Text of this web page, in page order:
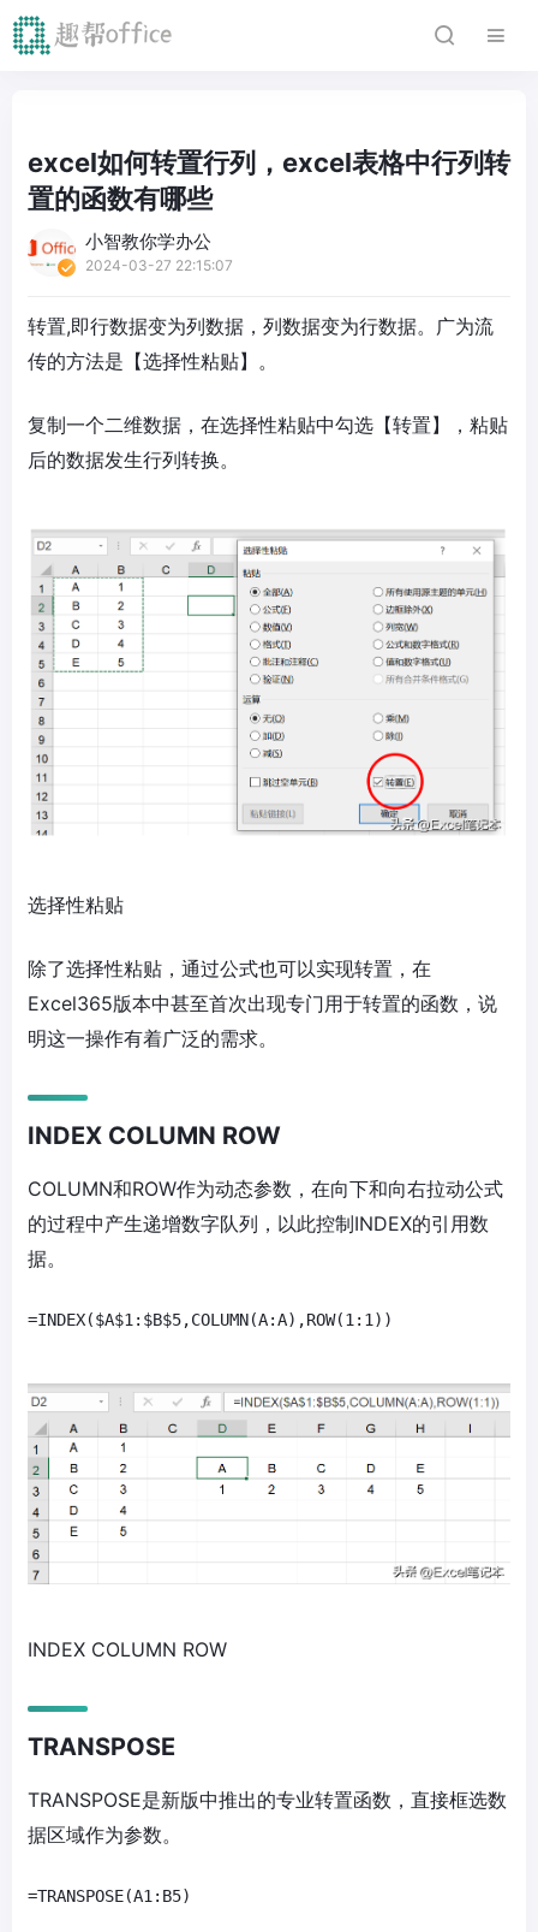
excel如何转置行列，excel表格中行列转
置的函数有哪些
小智教你学办公
2024-03-27 22:15:07
转置,即行数据变为列数据，列数据变为行数据。广为流
传的方法是【选择性粘贴】。
复制一个二维数据，在选择性粘贴中勾选【转置】，粘贴
后的数据发生行列转换。
选择性粘贴
除了选择性粘贴，通过公式也可以实现转置，在
Excel365版本中甚至首次出现专门用于转置的函数，说
明这一操作有着广泛的需求。
INDEX COLUMN ROW
COLUMN和ROW作为动态参数，在向下和向右拉动公式
的过程中产生递增数字队列，以此控制INDEX的引用数
据。
=INDEX($A$1:$B$5,COLUMN(A:A),ROW(1:1))
INDEX COLUMN ROW
TRANSPOSE
TRANSPOSE是新版中推出的专业转置函数，直接框选数
据区域作为参数。
=TRANSPOSE(A1:B5)